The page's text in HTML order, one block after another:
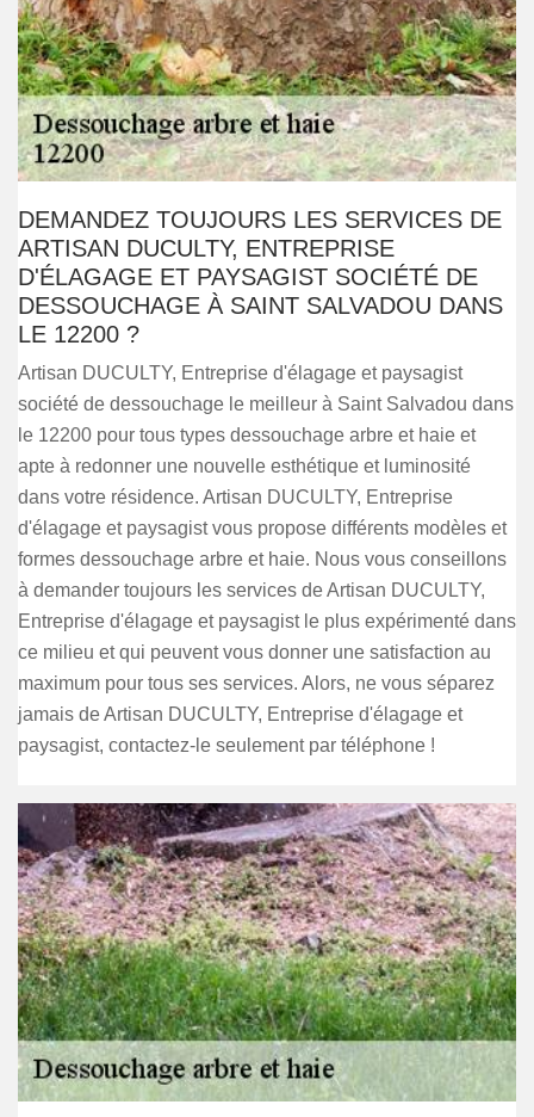
DEMANDEZ TOUJOURS LES SERVICES DE
ARTISAN DUCULTY, ENTREPRISE
D'ÉLAGAGE ET PAYSAGIST SOCIÉTÉ DE
DESSOUCHAGE À SAINT SALVADOU DANS
LE 12200 ?
Artisan DUCULTY, Entreprise d'élagage et paysagist
société de dessouchage le meilleur à Saint Salvadou dans
le 12200 pour tous types dessouchage arbre et haie et
apte à redonner une nouvelle esthétique et luminosité
dans votre résidence. Artisan DUCULTY, Entreprise
d'élagage et paysagist vous propose différents modèles et
formes dessouchage arbre et haie. Nous vous conseillons
à demander toujours les services de Artisan DUCULTY,
Entreprise d'élagage et paysagist le plus expérimenté dans
ce milieu et qui peuvent vous donner une satisfaction au
maximum pour tous ses services. Alors, ne vous séparez
jamais de Artisan DUCULTY, Entreprise d'élagage et
paysagist, contactez-le seulement par téléphone !